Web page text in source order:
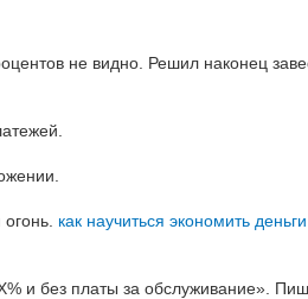
не видно. Решил наконец
как научиться экономить
и без платы за обслуживание».